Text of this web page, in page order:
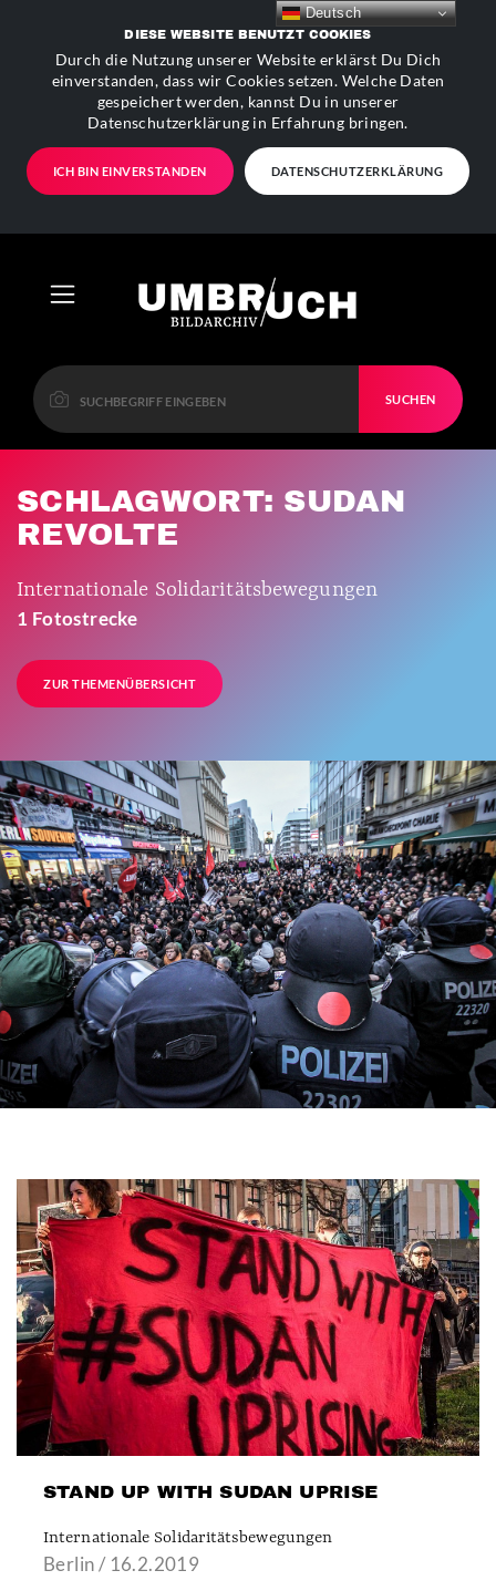
DIESE WEBSITE BENUTZT COOKIES
Durch die Nutzung unserer Website erklärst Du Dich
einverstanden, dass wir Cookies setzen. Welche Daten
gespeichert werden, kannst Du in unserer
Datenschutzerklärung in Erfahrung bringen.
ICH BIN EINVERSTANDEN DATENSCHUTZERKLÄRUNG
SUCHEN
SCHLAGWORT: SUDAN
REVOLTE
Internationale Solidaritätsbewegungen
1 Fotostrecke
ZUR THEMENÜBERSICHT
STAND UP WITH SUDAN UPRISE
Internationale Solidaritätsbewegungen
Berlin / 16.2.2019
Deutsch